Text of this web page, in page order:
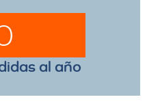
al año